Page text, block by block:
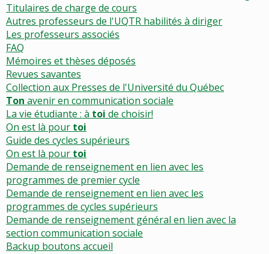
Titulaires de charge de cours
Autres professeurs de l'UQTR habilités à diriger
Les professeurs associés
FAQ
Mémoires et thèses déposés
Revues savantes
Collection aux Presses de l'Université du Québec
Ton avenir en communication sociale
La vie étudiante : à toi de choisir!
On est là pour toi
Guide des cycles supérieurs
On est là pour toi
Demande de renseignement en lien avec les
programmes de premier cycle
Demande de renseignement en lien avec les
programmes de cycles supérieurs
Demande de renseignement général en lien avec la
section communication sociale
Backup boutons accueil